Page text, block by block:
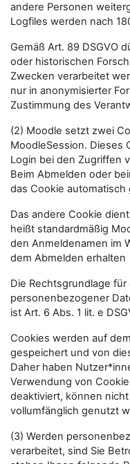
andere Personen
Logfiles werden nach
Gemäß Art. 89 DSGVO
oder historischen
Zwecken verarbeitet
nur in anonymisierter
Zustimmung des
(2) Moodle setzt zwei
MoodleSession. Dieses
Login bei den Zugriffen
Beim Abmelden oder
das Cookie automatisch
Das andere Cookie
heißt standardmäßig
den Anmeldenamen im
dem Abmelden erhalten
Die Rechtsgrundlage für
personenbezogener
ist Art. 6 Abs. 1 lit. e
Cookies werden auf
gespeichert und von
Daher haben
Verwendung von
deaktiviert, können
vollumfänglich genutzt
(3) Werden
verarbeitet, sind Sie